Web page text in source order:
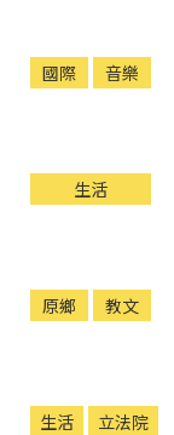
國際 音樂
生活
原鄉 教文
生活 立法院